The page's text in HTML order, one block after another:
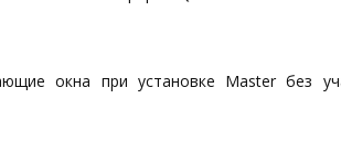
окна при установке Master без